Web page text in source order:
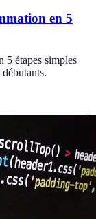
en 5
5 étapes simples